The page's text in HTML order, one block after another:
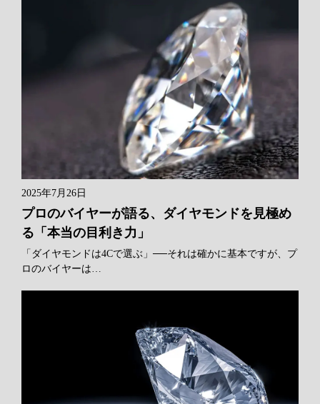
2025年7月26日
プロのバイヤーが語る、ダイヤモンドを見極め
る「本当の目利き力」
「ダイヤモンドは4Cで選ぶ」──それは確かに基本ですが、プ
ロのバイヤーは…